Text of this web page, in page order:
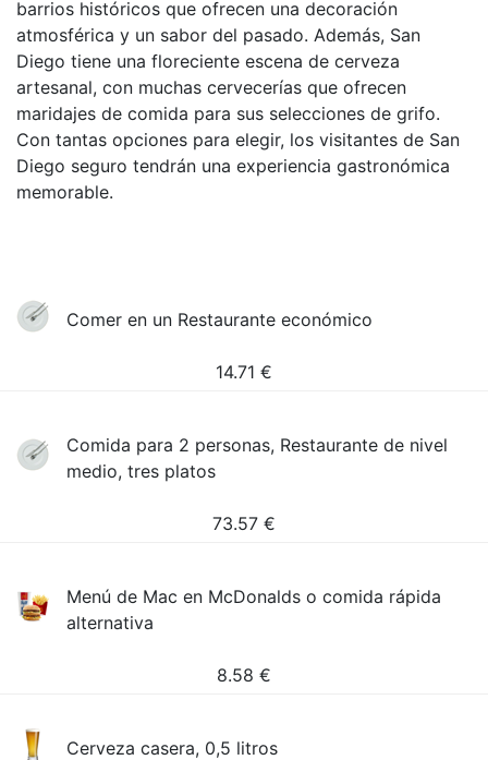
barrios históricos que ofrecen una decoración
atmosférica y un sabor del pasado. Además, San
Diego tiene una floreciente escena de cerveza
artesanal, con muchas cervecerías que ofrecen
maridajes de comida para sus selecciones de grifo.
Con tantas opciones para elegir, los visitantes de San
Diego seguro tendrán una experiencia gastronómica
memorable.
Comer en un Restaurante económico
14.71 €
Comida para 2 personas, Restaurante de nivel
medio, tres platos
73.57 €
Menú de Mac en McDonalds o comida rápida
alternativa
8.58 €
Cerveza casera, 0,5 litros